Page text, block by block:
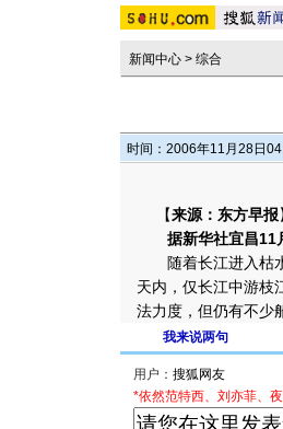
新闻中心 > 综合
时间：2006年11月28日
【来源：东方早报
据新华社宜昌11
随着长江进入枯水
天内，仅长江中游枝
法力度，但仍有不少
我来说两句
用户：
*依然范特西、刘亦菲、